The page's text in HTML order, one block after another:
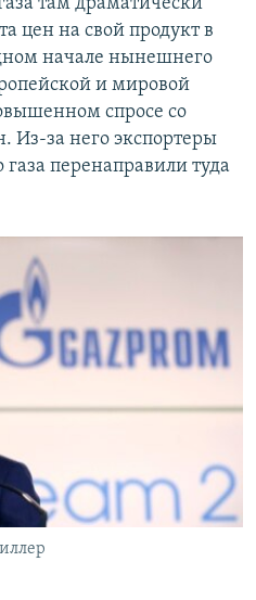
цен на свой продукт в
начале нынешнего
и мировой
спросе со
Из-за него экспортеры
перенаправили туда